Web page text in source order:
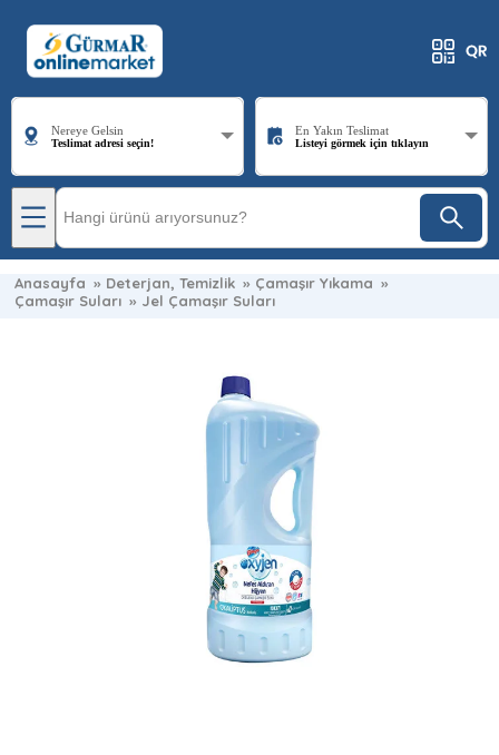
Nereye Gelsin
Teslimat adresi seçin!
En Yakın Teslimat
Listeyi görmek için tıklayın
Anasayfa » Deterjan, Temizlik » Çamaşır Yıkama »
Çamaşır Suları » Jel Çamaşır Suları